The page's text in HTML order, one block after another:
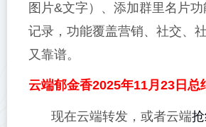
图片&文字）、添加群里名片
记录，功能覆盖营销、社交、
又靠谱。
云端郁金香2025年11月23日总
现在云端转发，或者云端